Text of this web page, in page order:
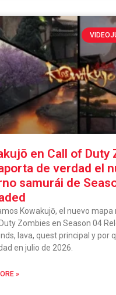
en Call of Duty
de verdad el
samurái de
Kowakujō, el nuevo mapa
Zombies en Season 04
lava, quest principal y por
en julio de 2026.
»